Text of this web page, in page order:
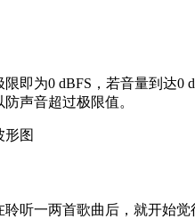
为0 dBFS，若音量到达0
声音超过极限值。
听一两首歌曲后，就开始